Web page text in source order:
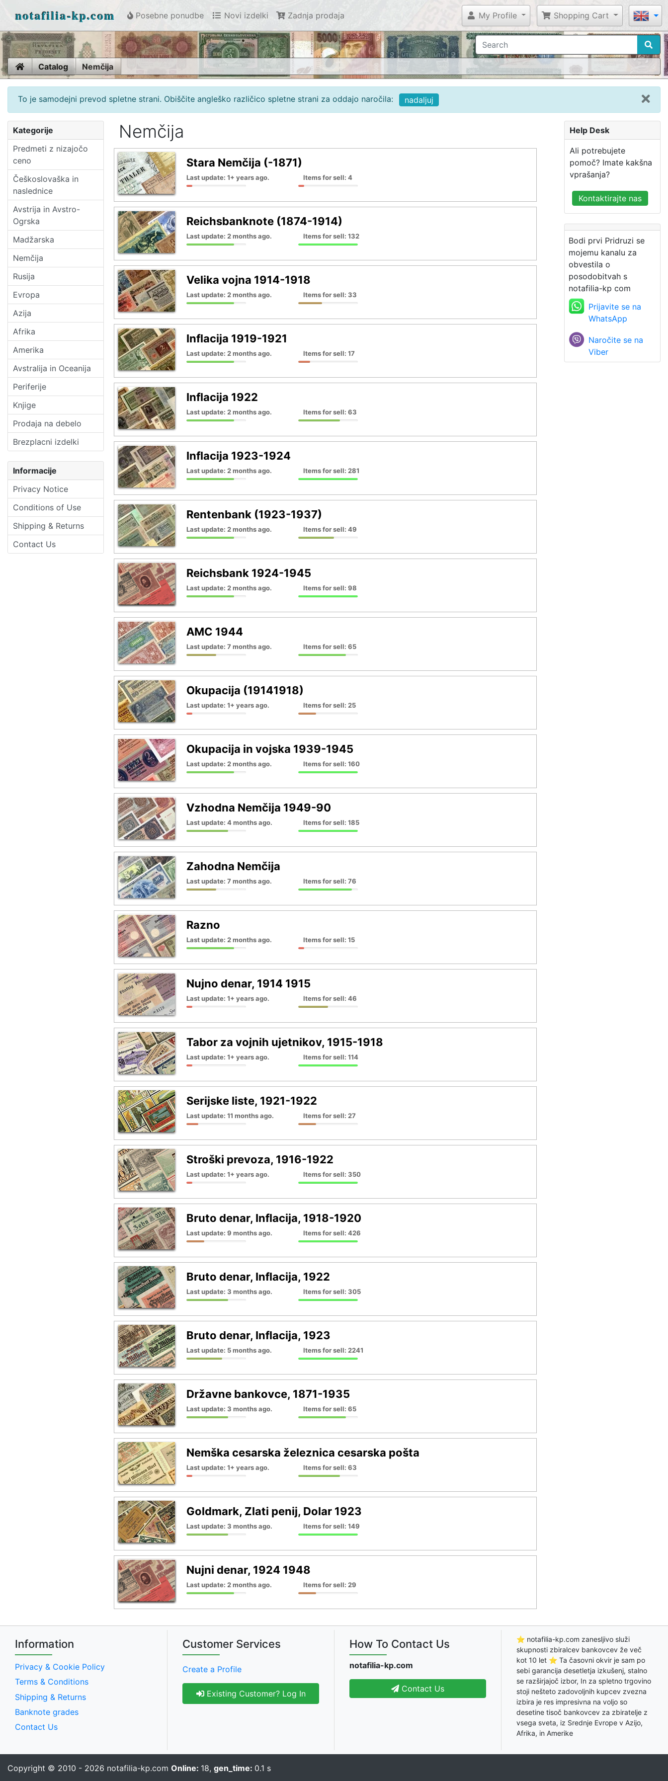
notafilia-kp.com Posebne ponudbe Novi izdelki Zadnja prodaja My Profile Shopping Cart
HomeCatalog Nemčija
To je samodejni prevod spletne strani. Obiščite angleško različico spletne strani za oddajo naročila: nadaljuj
Kategorije
Predmeti z nizajočo
ceno
Češkoslovaška in
naslednice
Avstrija in Avstro-
Ogrska
Madžarska
Nemčija
Rusija
Evropa
Azija
Afrika
Amerika
Avstralija in Oceanija
Periferije
Knjige
Prodaja na debelo
Brezplacni izdelki
Informacije
Privacy Notice
Conditions of Use
Shipping & Returns
Contact Us
Nemčija
Stara Nemčija (-1871)
Last update: 1+ years ago. Items for sell: 4
Reichsbanknote (1874-1914)
Last update: 2 months ago. Items for sell: 132
Velika vojna 1914-1918
Last update: 2 months ago. Items for sell: 33
Inflacija 1919-1921
Last update: 2 months ago. Items for sell: 17
Inflacija 1922
Last update: 2 months ago. Items for sell: 63
Inflacija 1923-1924
Last update: 2 months ago. Items for sell: 281
Rentenbank (1923-1937)
Last update: 2 months ago. Items for sell: 49
Reichsbank 1924-1945
Last update: 2 months ago. Items for sell: 98
AMC 1944
Last update: 7 months ago. Items for sell: 65
Okupacija (19141918)
Last update: 1+ years ago. Items for sell: 25
Okupacija in vojska 1939-1945
Last update: 2 months ago. Items for sell: 160
Vzhodna Nemčija 1949-90
Last update: 4 months ago. Items for sell: 185
Zahodna Nemčija
Last update: 7 months ago. Items for sell: 76
Razno
Last update: 2 months ago. Items for sell: 15
Nujno denar, 1914 1915
Last update: 1+ years ago. Items for sell: 46
Tabor za vojnih ujetnikov, 1915-1918
Last update: 1+ years ago. Items for sell: 114
Serijske liste, 1921-1922
Last update: 11 months ago. Items for sell: 27
Stroški prevoza, 1916-1922
Last update: 1+ years ago. Items for sell: 350
Bruto denar, Inflacija, 1918-1920
Last update: 9 months ago. Items for sell: 426
Bruto denar, Inflacija, 1922
Last update: 3 months ago. Items for sell: 305
Bruto denar, Inflacija, 1923
Last update: 5 months ago. Items for sell: 2241
Državne bankovce, 1871-1935
Last update: 3 months ago. Items for sell: 65
Nemška cesarska železnica cesarska pošta
Last update: 1+ years ago. Items for sell: 63
Goldmark, Zlati penij, Dolar 1923
Last update: 3 months ago. Items for sell: 149
Nujni denar, 1924 1948
Last update: 2 months ago. Items for sell: 29
Help Desk
Ali potrebujete
pomoč? Imate kakšna
vprašanja?
Kontaktirajte nas
Bodi prvi Pridruzi se
mojemu kanalu za
obvestila o
posodobitvah s
notafilia-kp com
Prijavite se na
WhatsApp
Naročite se na
Viber
Information
Privacy & Cookie Policy
Terms & Conditions
Shipping & Returns
Banknote grades
Contact Us
Customer Services
Create a Profile
Existing Customer? Log In
How To Contact Us
notafilia-kp.com
Contact Us
⭐ notafilia-kp.com zanesljivo služi
skupnosti zbiralcev bankovcev že več
kot 10 let ⭐ Ta časovni okvir je sam po
sebi garancija desetletja izkušenj, stalno
se razširjajoč izbor, In za spletno trgovino
stoji nešteto zadovoljnih kupcev zvezna
izbira je res impresivna na voljo so
desetine tisoč bankovcev za zbiratelje z
vsega sveta, iz Srednje Evrope v Azijo,
Afrika, in Amerike
Copyright © 2010 - 2026 notafilia-kp.com Online: 18, gen_time: 0.1 s